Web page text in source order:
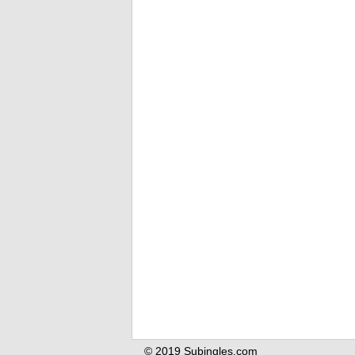
© 2019 Subingles.com